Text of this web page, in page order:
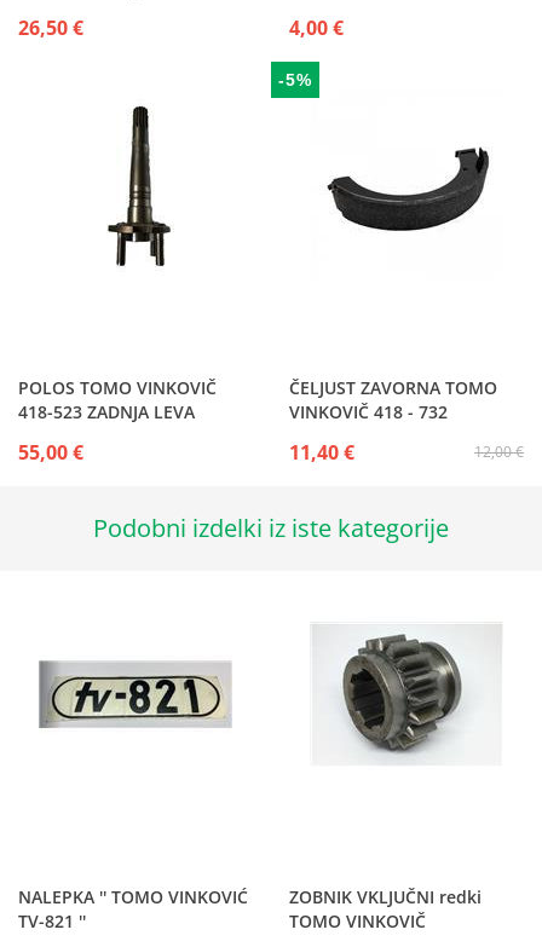
26,50 € 4,00 €
POLOS TOMO VINKOVIČ
418-523 ZADNJA LEVA
55,00 €
-5%
ČELJUST ZAVORNA TOMO
VINKOVIČ 418 - 732
12,00 €
11,40 €
Podobni izdelki iz iste kategorije
NALEPKA '' TOMO VINKOVIĆ
TV-821 ''
ZOBNIK VKLJUČNI redki
TOMO VINKOVIČ